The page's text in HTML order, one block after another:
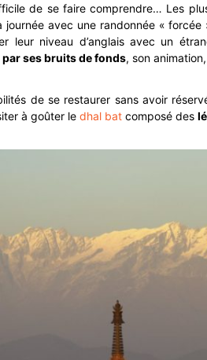
de se faire comprendre… Les
journée avec une randonnée « forcée
leur niveau d’anglais avec un
ses bruits de fonds, son
de se restaurer sans avoir
à goûter le dhal bat composé des